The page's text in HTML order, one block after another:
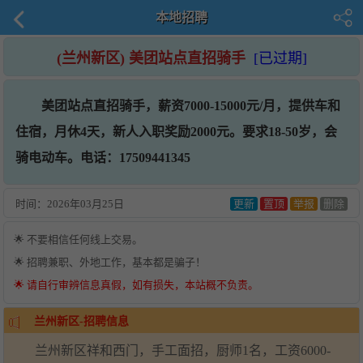
本地招聘
(兰州新区) 美团站点直招骑手 [已过期]
美团站点直招骑手，薪资7000-15000元/月，提供车和
住宿，月休4天，新人入职奖励2000元。要求18-50岁，会
骑电动车。电话：17509441345
时间： 2026年03月25日 更新 置顶 举报 删除
🌟 不要相信任何线上交易。
🌟 招聘兼职、外地工作，基本都是骗子！
🌟 请自行审辨信息真假，如有损失，本站概不负责。
兰州新区-招聘信息
兰州新区祥和西门，手工面招，厨师1名，工资6000-